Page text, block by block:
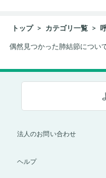
トップ カテゴリ一覧
偶然見つかった肺結節につい
法人のお問い合わせ
ヘルプ